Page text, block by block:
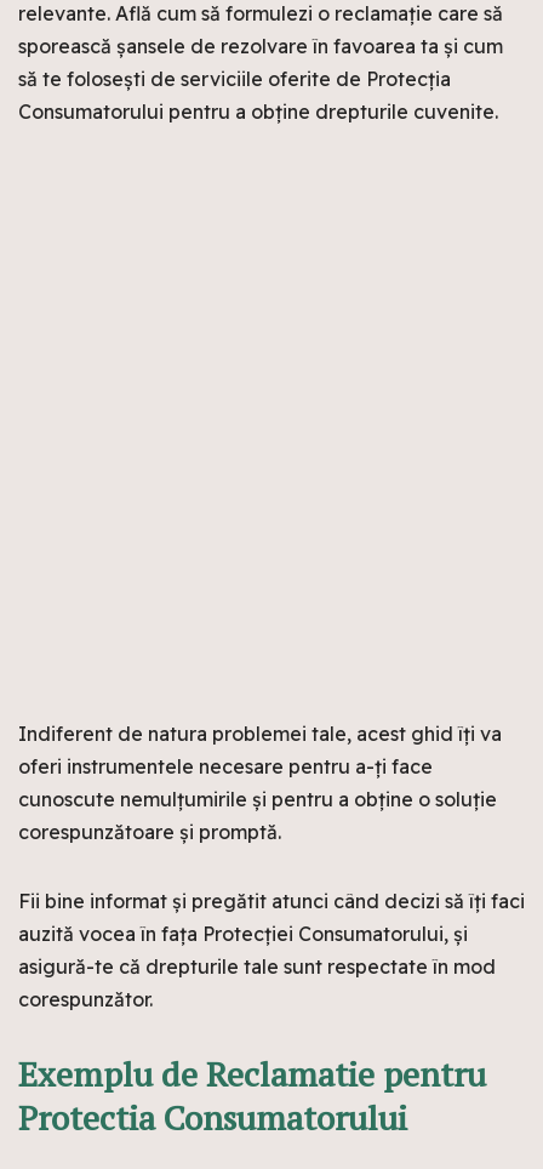
relevante. Află cum să formulezi o reclamație care să
sporească șansele de rezolvare în favoarea ta și cum
să te folosești de serviciile oferite de Protecția
Consumatorului pentru a obține drepturile cuvenite.
Indiferent de natura problemei tale, acest ghid îți va
oferi instrumentele necesare pentru a-ți face
cunoscute nemulțumirile și pentru a obține o soluție
corespunzătoare și promptă.
Fii bine informat și pregătit atunci când decizi să îți faci
auzită vocea în fața Protecției Consumatorului, și
asigură-te că drepturile tale sunt respectate în mod
corespunzător.
Exemplu de Reclamatie pentru
Protectia Consumatorului